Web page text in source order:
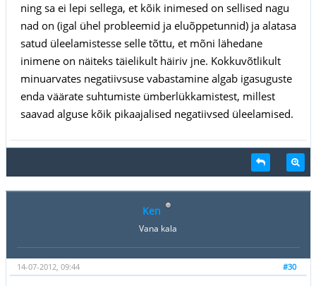
ning sa ei lepi sellega, et kõik inimesed on sellised nagu
nad on (igal ühel probleemid ja eluõppetunnid) ja alatasa
satud üleelamistesse selle tõttu, et mõni lähedane
inimene on näiteks täielikult häiriv jne. Kokkuvõtlikult
minuarvates negatiivsuse vabastamine algab igasuguste
enda väärate suhtumiste ümberlükkamistest, millest
saavad alguse kõik pikaajalised negatiivsed üleelamised.
Ken
Vana kala
#30
14-07-2012, 09:44